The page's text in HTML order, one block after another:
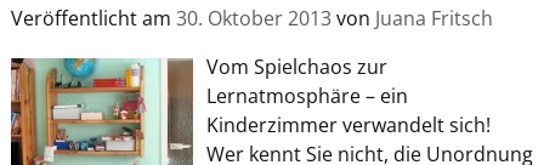
Veröffentlicht am 30. Oktober 2013von Juana Fritsch
Vom Spielchaos zur
Lernatmosphäre – ein
Kinderzimmer verwandelt sich!
Wer kennt Sie nicht, die Unordnung